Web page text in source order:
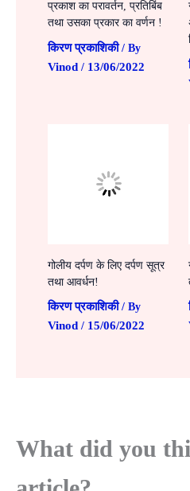
प्रकाश का परावर्तन, प्रतिबिंब
तथा उसका प्रकार का वर्णन !
किरण प्रकाशिकी/ By
Vinod / 13/06/2022
गोलीय दर्पण के लिए दर्पण सूत्र
तथा आवर्धन!
किरण प्रकाशिकी/ By
Vinod / 15/06/2022
What did you